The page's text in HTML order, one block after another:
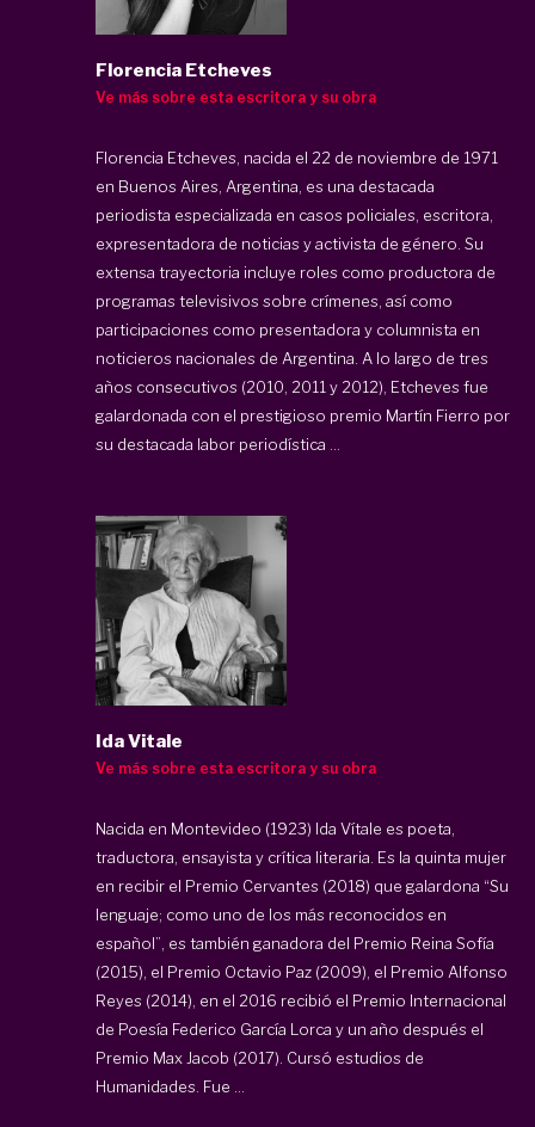
Florencia Etcheves
Ve más sobre esta escritora y su obra
Florencia Etcheves, nacida el 22 de noviembre de 1971
en Buenos Aires, Argentina, es una destacada
periodista especializada en casos policiales, escritora,
expresentadora de noticias y activista de género. Su
extensa trayectoria incluye roles como productora de
programas televisivos sobre crímenes, así como
participaciones como presentadora y columnista en
noticieros nacionales de Argentina. A lo largo de tres
años consecutivos (2010, 2011 y 2012), Etcheves fue
galardonada con el prestigioso premio Martín Fierro por
su destacada labor periodística ...
Ida Vitale
Ve más sobre esta escritora y su obra
Nacida en Montevideo (1923) Ida Vítale es poeta,
traductora, ensayista y crítica literaria. Es la quinta mujer
en recibir el Premio Cervantes (2018) que galardona “Su
lenguaje; como uno de los más reconocidos en
español”, es también ganadora del Premio Reina Sofía
(2015), el Premio Octavio Paz (2009), el Premio Alfonso
Reyes (2014), en el 2016 recibió el Premio Internacional
de Poesía Federico García Lorca y un año después el
Premio Max Jacob (2017). Cursó estudios de
Humanidades. Fue ...